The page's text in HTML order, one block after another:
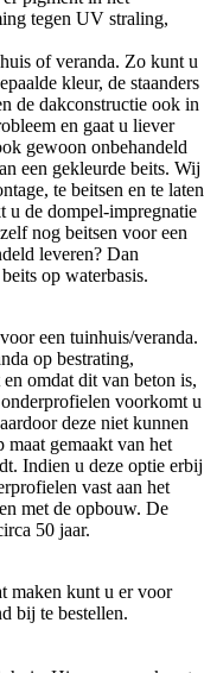
tegen UV straling,
of veranda. Zo kunt u
kleur, de staanders
de dakconstructie ook in
en gaat u liever
gewoon onbehandeld
een gekleurde beits. Wij
te beitsen en te laten
u de dompel-impregnatie
nog beitsen voor een
leveren? Dan
op waterbasis.
een tuinhuis/veranda.
op bestrating,
omdat dit van beton is,
voorkomt u
deze niet kunnen
gemaakt van het
Indien u deze optie erbij
vast aan het
met de opbouw. De
50 jaar.
maken kunt u er voor
bij te bestellen.